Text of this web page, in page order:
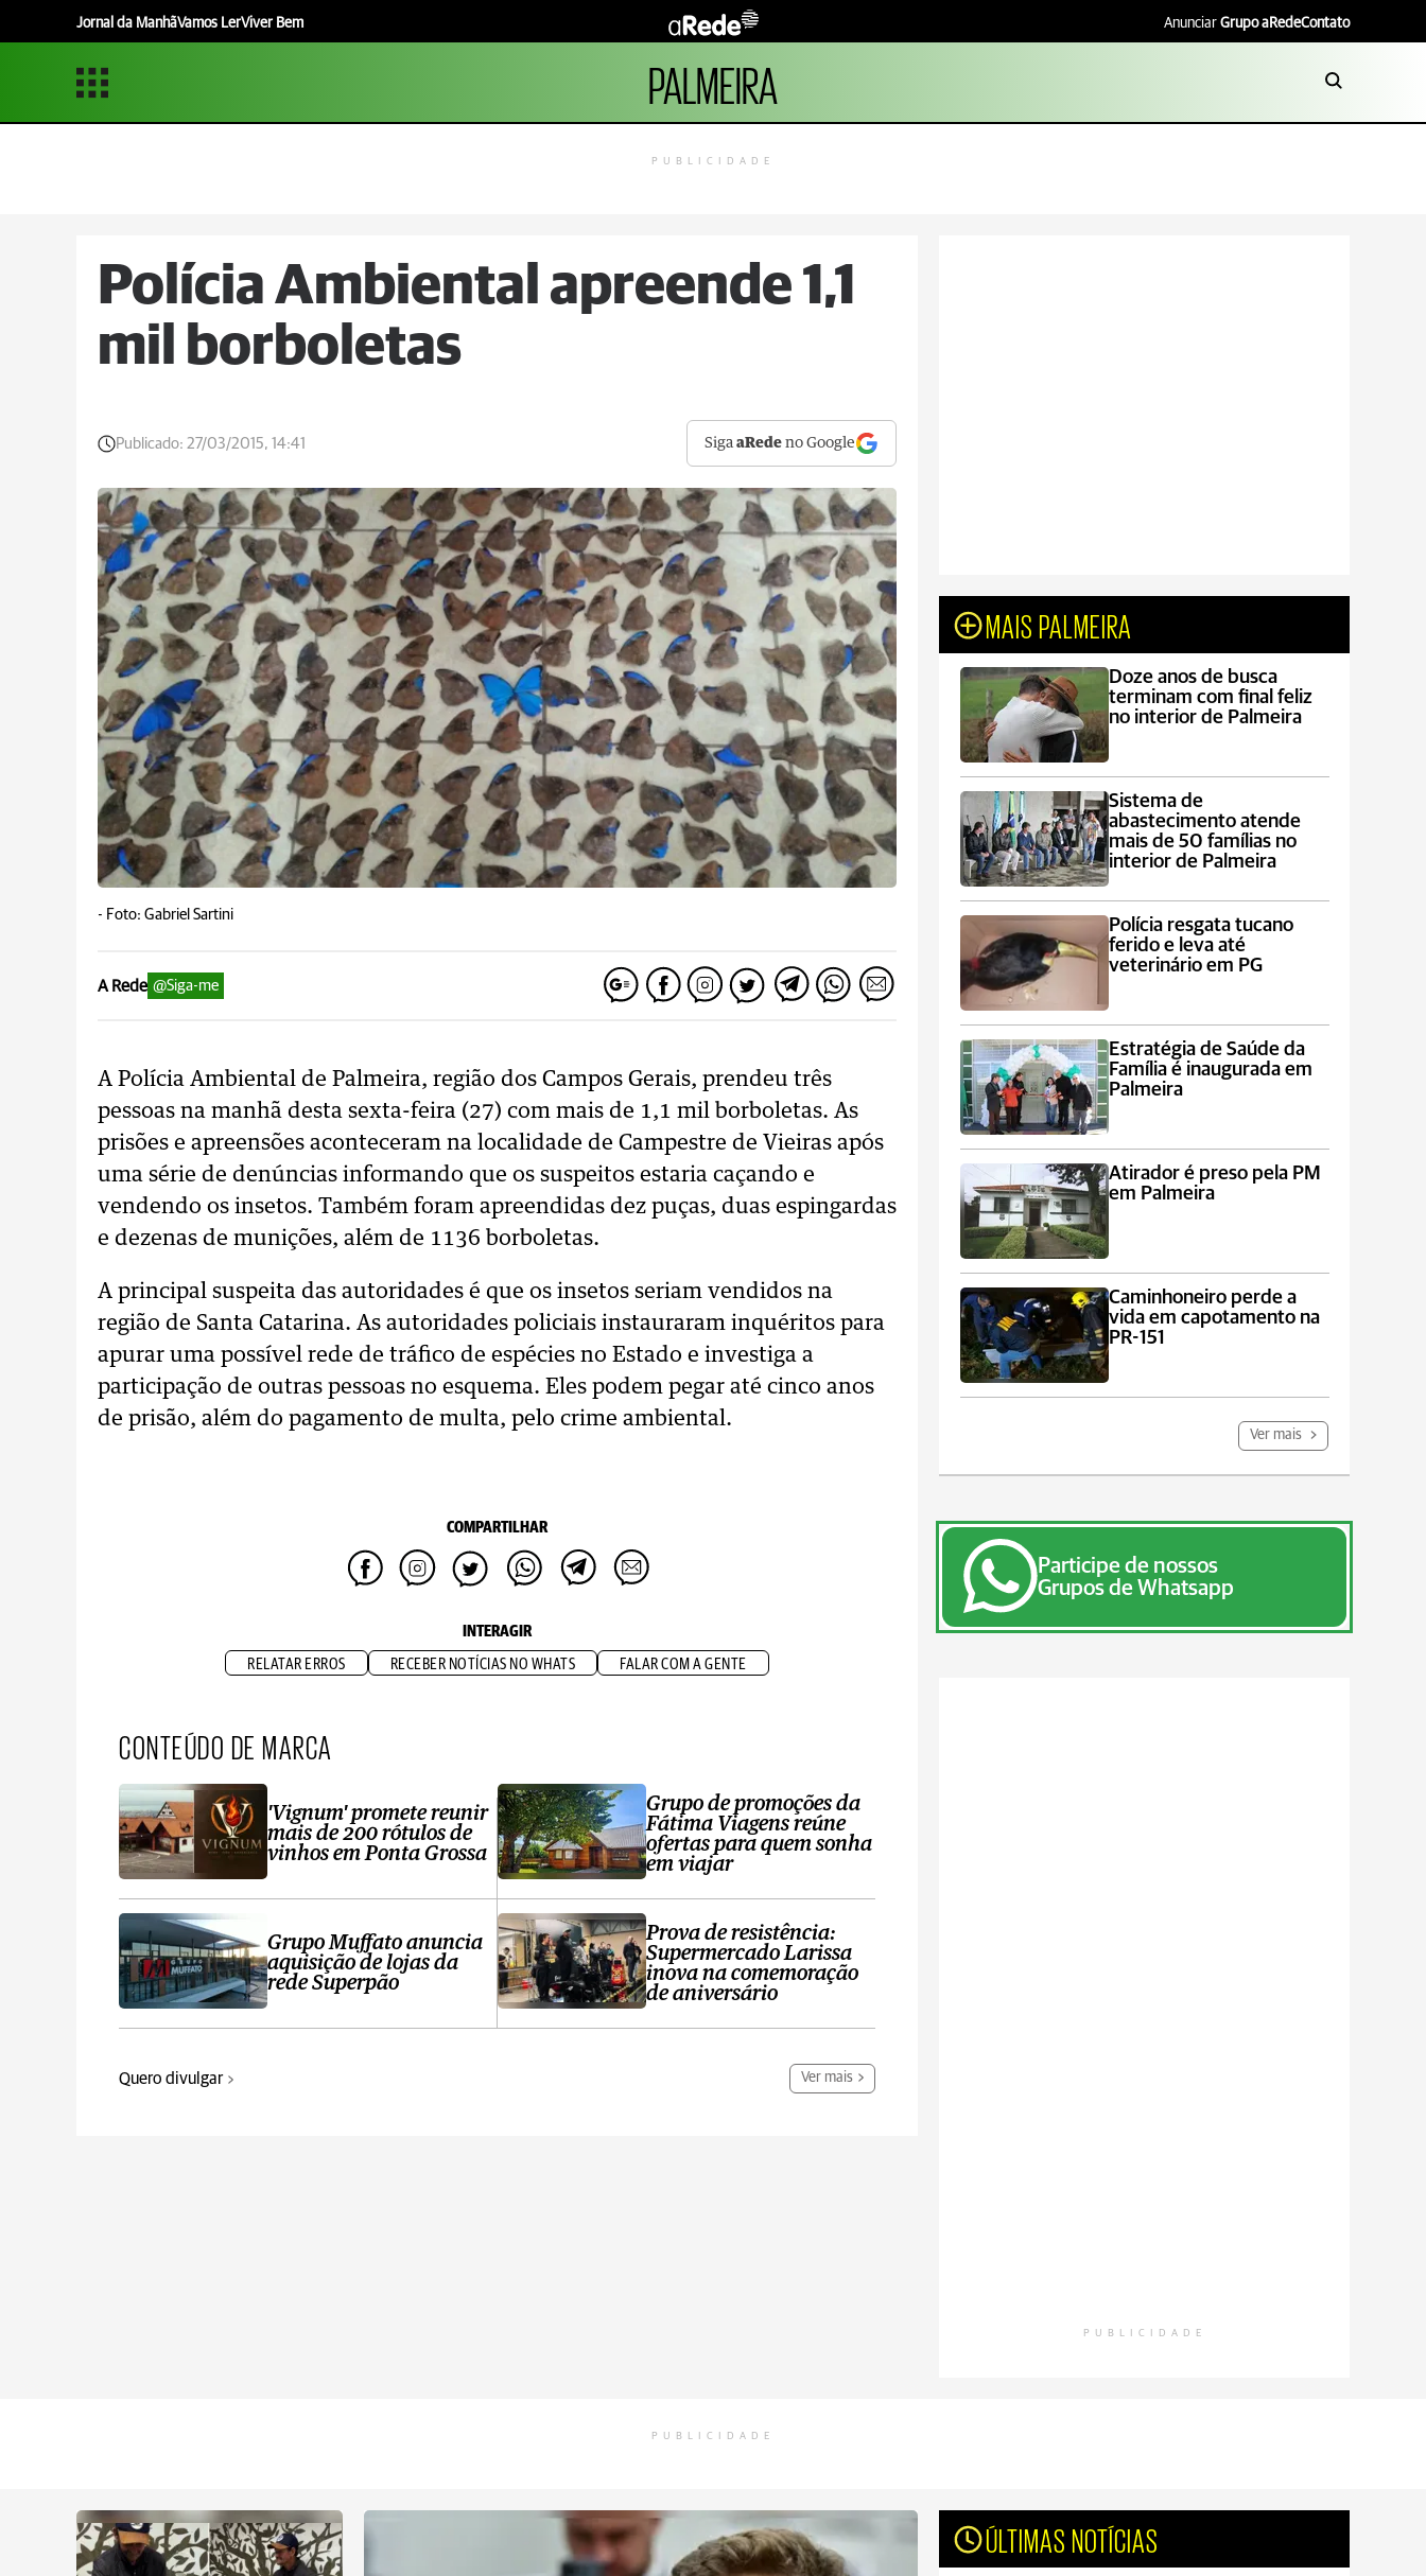
Jornal da ManhãVamos LerViver Bem Anunciar Grupo aRedeContato
PALMEIRA
PUBLICIDADE
Polícia Ambiental apreende 1,1
mil borboletas
Publicado: 27/03/2015, 14:41 SigaaRede no Google
- Foto: Gabriel Sartini
A Rede @Siga-me
A Polícia Ambiental de Palmeira, região dos Campos Gerais, prendeu três
pessoas na manhã desta sexta-feira (27) com mais de 1,1 mil borboletas. As
prisões e apreensões aconteceram na localidade de Campestre de Vieiras após
uma série de denúncias informando que os suspeitos estaria caçando e
vendendo os insetos. Também foram apreendidas dez puças, duas espingardas
e dezenas de munições, além de 1136 borboletas.
A principal suspeita das autoridades é que os insetos seriam vendidos na
região de Santa Catarina. As autoridades policiais instauraram inquéritos para
apurar uma possível rede de tráfico de espécies no Estado e investiga a
participação de outras pessoas no esquema. Eles podem pegar até cinco anos
de prisão, além do pagamento de multa, pelo crime ambiental.
COMPARTILHAR
INTERAGIR
RELATAR ERROS RECEBER NOTÍCIAS NO WHATS FALAR COM A GENTE
CONTEÚDO DE MARCA
'Vignum' promete reunir
mais de 200 rótulos de
vinhos em Ponta Grossa
Grupo Muffato anuncia
aquisição de lojas da
rede Superpão
Grupo de promoções da
Fátima Viagens reúne
ofertas para quem sonha
em viajar
Prova de resistência:
Supermercado Larissa
inova na comemoração
de aniversário
Quero divulgar Ver mais
MAIS PALMEIRA
Doze anos de busca
terminam com final feliz
no interior de Palmeira
Sistema de
abastecimento atende
mais de 50 famílias no
interior de Palmeira
Polícia resgata tucano
ferido e leva até
veterinário em PG
Estratégia de Saúde da
Família é inaugurada em
Palmeira
Atirador é preso pela PM
em Palmeira
Caminhoneiro perde a
vida em capotamento na
PR-151
Ver mais
Participe de nossos
Grupos de Whatsapp
PUBLICIDADE
PUBLICIDADE
ÚLTIMAS NOTÍCIAS